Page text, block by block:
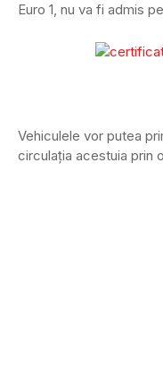
Euro 1, nu va fi admis
Vehiculele vor putea
circulația acestuia prin